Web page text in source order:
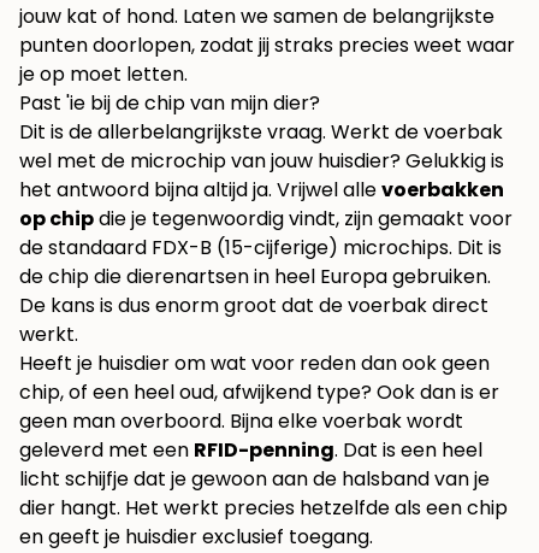
jouw kat of hond. Laten we samen de belangrijkste
punten doorlopen, zodat jij straks precies weet waar
je op moet letten.
Past 'ie bij de chip van mijn dier?
Dit is de allerbelangrijkste vraag. Werkt de voerbak
wel met de microchip van jouw huisdier? Gelukkig is
het antwoord bijna altijd ja. Vrijwel allevoerbakken
op chipdie je tegenwoordig vindt, zijn gemaakt voor
de standaard FDX-B (15-cijferige) microchips. Dit is
de chip die dierenartsen in heel Europa gebruiken.
De kans is dus enorm groot dat de voerbak direct
werkt.
Heeft je huisdier om wat voor reden dan ook geen
chip, of een heel oud, afwijkend type? Ook dan is er
geen man overboord. Bijna elke voerbak wordt
geleverd met een RFID-penning. Dat is een heel
licht schijfje dat je gewoon aan de halsband van je
dier hangt. Het werkt precies hetzelfde als een chip
en geeft je huisdier exclusief toegang.